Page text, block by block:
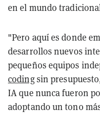
en el mundo
"Pero aquí es donde
desarrollos nuevos
pequeños equipos
codingsin
IA que nunca fueron
adoptando un tono